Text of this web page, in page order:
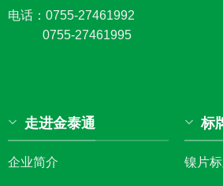
电话：0755-27461992
0755-27461995
走进金泰通
企业简介
标
镍片